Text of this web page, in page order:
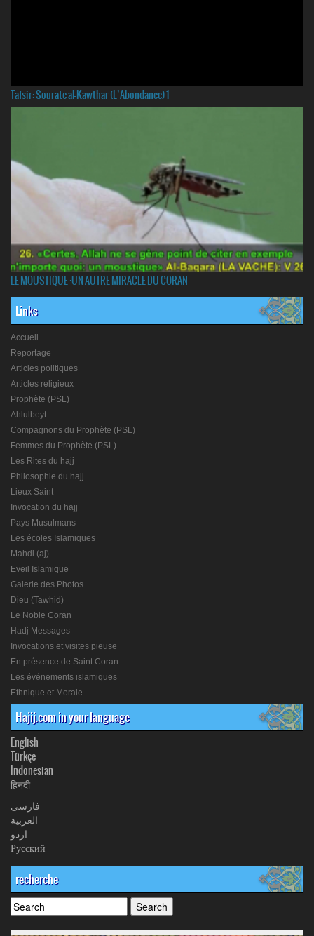
Tafsir: Sourate al-Kawthar (L’Abondance) 1
LE MOUSTIQUE :UN AUTRE MIRACLE DU CORAN
Links
Accueil
Reportage
Articles politiques
Articles religieux
Prophète (PSL)
Ahlulbeyt
Compagnons du Prophète (PSL)
Femmes du Prophète (PSL)
Les Rites du hajj
Philosophie du hajj
Lieux Saint
Invocation du hajj
Pays Musulmans
Les écoles Islamiques
Mahdi (aj)
Eveil Islamique
Galerie des Photos
Dieu (Tawhid)
Le Noble Coran
Hadj Messages
Invocations et visites pieuse
En présence de Saint Coran
Les événements islamiques
Ethnique et Morale
Hajij.com in your language
English
Türkçe
Indonesian
हिनदी
فارسی
العربیة
اردو
Русский
recherche